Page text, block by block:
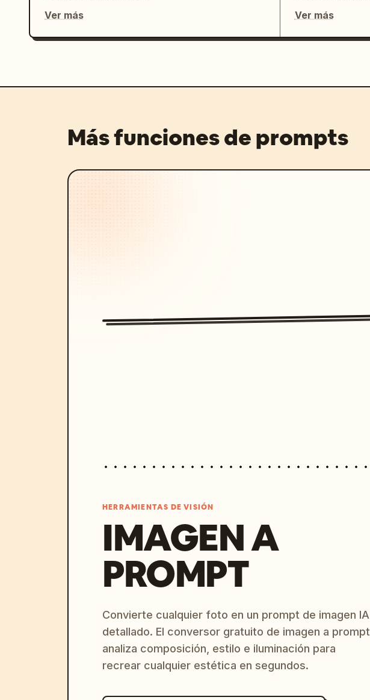
Ver más
Ver más
Más funciones de prompts
HERRAMIENTAS DE VISIÓN
IMAGEN A
PROMPT
Convierte cualquier foto en un prompt de imagen IA
detallado. El conversor gratuito de imagen a prompt
analiza composición, estilo e iluminación para
recrear cualquier estética en segundos.